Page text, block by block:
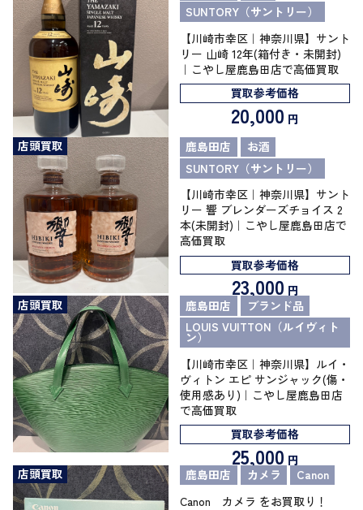
SUNTORY（サントリー）
【川崎市幸区｜神奈川県】サント
リー 山崎 12年(箱付き・未開封)
｜こやし屋鹿島田店で高価買取
買取参考価格
20,000 円
店頭買取
鹿島田店
お酒
SUNTORY（サントリー）
【川崎市幸区｜神奈川県】サント
リー 響 ブレンダーズチョイス 2
本(未開封)｜こやし屋鹿島田店で
高価買取
買取参考価格
23,000 円
店頭買取
鹿島田店
ブランド品
LOUIS VUITTON（ルイヴィト
ン）
【川崎市幸区｜神奈川県】ルイ・
ヴィトン エピ サンジャック(傷・
使用感あり)｜こやし屋鹿島田店
で高価買取
買取参考価格
25,000 円
店頭買取
鹿島田店 カメラ
Canon
Canon カメラ をお買取り！